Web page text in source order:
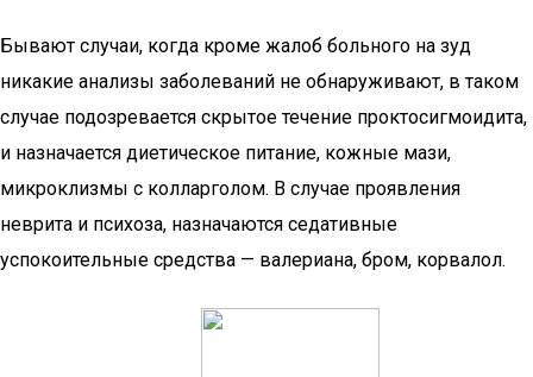
Бывают случаи, когда кроме жалоб больного на зуд
никакие анализы заболеваний не обнаруживают, в таком
случае подозревается скрытое течение проктосигмоидита,
и назначается диетическое питание, кожные мази,
микроклизмы с колларголом. В случае проявления
неврита и психоза, назначаются седативные
успокоительные средства — валериана, бром, корвалол.